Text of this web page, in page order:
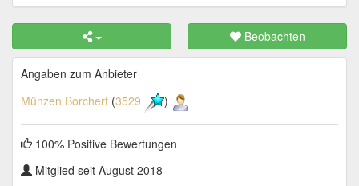
Beobachten
Angaben zum Anbieter
Münzen Borchert (3529 )
100% Positive Bewertungen
Mitglied seit August 2018